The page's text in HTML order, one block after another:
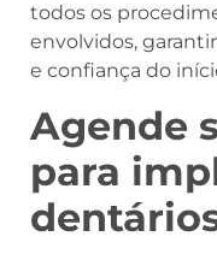
todos os
envolvidos,
e confiança do
Agende
para